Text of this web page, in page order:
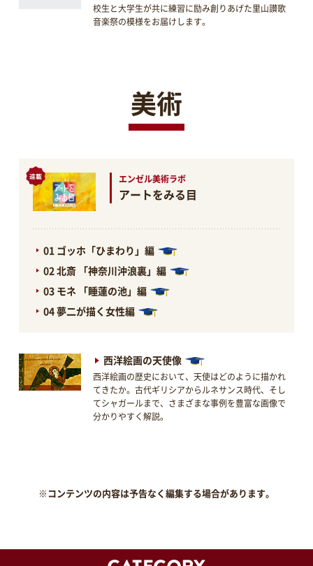
校生と大学生が共に練習に励み創りあげた里山讃歌
音楽祭の模様をお届けします。
美術
エンゼル美術ラボ
アートをみる目
01 ゴッホ「ひまわり」編
02 北斎 「神奈川沖浪裏」編
03 モネ 「睡蓮の池」編
04 夢二が描く女性編
西洋絵画の天使像
西洋絵画の歴史において、天使はどのように描かれ
てきたか。古代ギリシアからルネサンス時代、そし
てシャガールまで、さまざまな事例を豊富な画像で
分かりやすく解説。
※コンテンツの内容は予告なく編集する場合があります。